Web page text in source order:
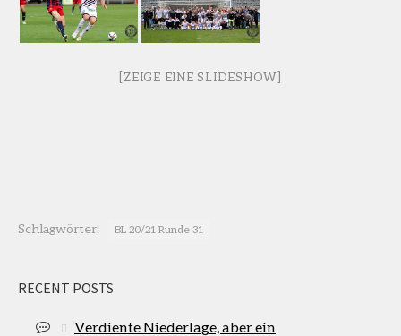
[ZEIGE EINE SLIDESHOW]
Schlagwörter: BL 20/21 Runde 31
RECENT POSTS
Verdiente Niederlage, aber ein